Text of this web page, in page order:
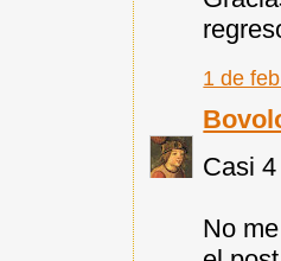
1 de
Casi
No